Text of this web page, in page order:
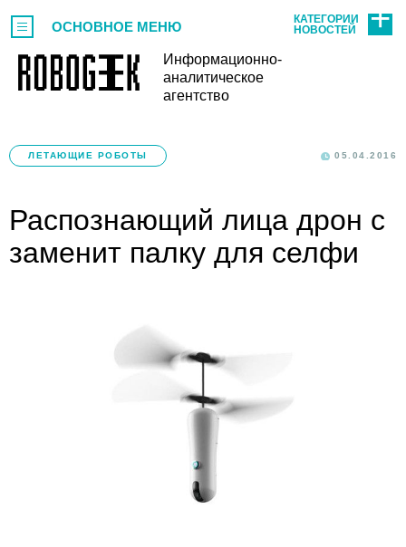
Информационно-
аналитическое
агентство
ОСНОВНОЕ МЕНЮ
КАТЕГОРИИ
НОВОСТЕЙ
ЛЕТАЮЩИЕ РОБОТЫ 05.04.2016
Распознающий лица дрон с
заменит палку для селфи